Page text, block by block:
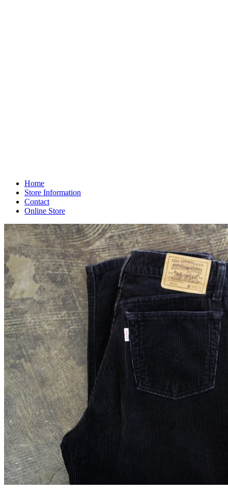
Home
Store Information
Contact
Online Store